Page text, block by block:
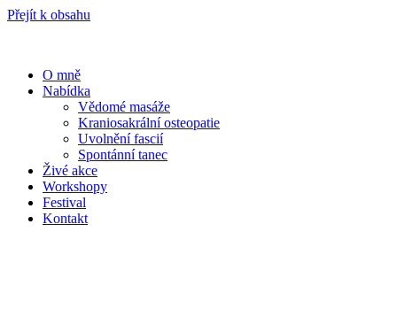
Přejít k obsahu
O mně
Nabídka
Vědomé masáže
Kraniosakrální osteopatie
Uvolnění fascií
Spontánní tanec
Živé akce
Workshopy
Festival
Kontakt